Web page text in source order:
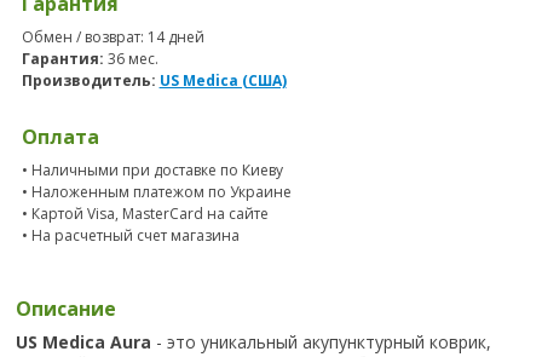
Обмен / возврат: 14 дней
Гарантия: 36 мес.
Производитель: US Medica (США)
Оплата
• Наличными при доставке по Киеву
• Наложенным платежом по Украине
• Картой Visa, MasterCard на сайте
• На расчетный счет магазина
Описание
US Medica Aura - это уникальный акупунктурный коврик,